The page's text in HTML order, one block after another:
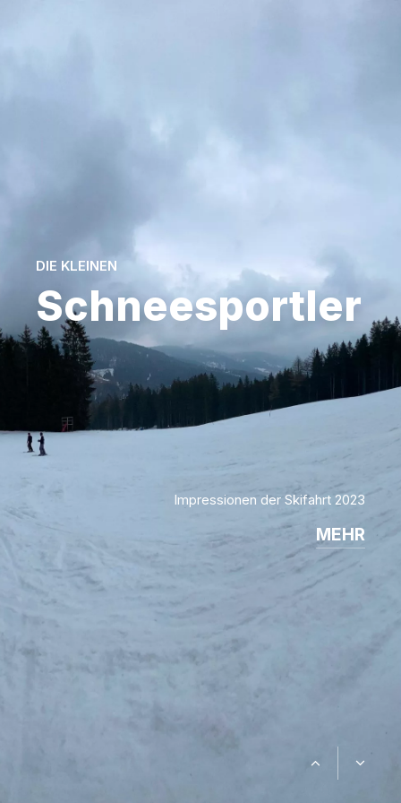
DIE KLEINEN
Schneesportler
Impressionen der Skifahrt 2023
MEHR